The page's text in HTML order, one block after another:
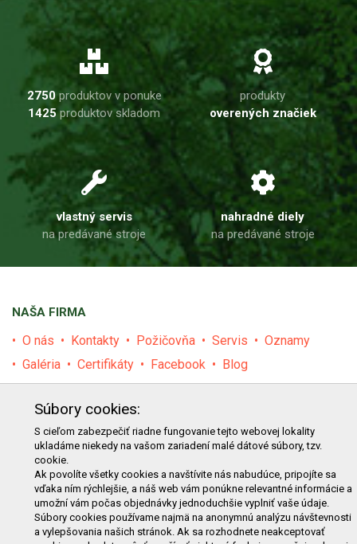
2750produktov v ponuke
1425produktov skladom
produkty
overených značiek
vlastný servis
na predávané stroje
nahradné diely
na predávané stroje
NAŠA FIRMA
O nás Kontakty Požičovňa Servis
Oznamy
Galéria
Certifikáty Facebook Blog
E-shop Akcie Darčekové poukážky
Katalógy
Zľavy
Novinky Predávané značky
Bazár
Výzvy pre obce a firmy
NAKUPOVANIE
Obchodné podmienky Cenník prepravy
Súbory cookies:
S cieľom zabezpečiť riadne fungovanie tejto webovej lokality
ukladáme niekedy na vašom zariadení malé dátové súbory, tzv.
cookie.
Ak povolíte všetky cookies a navštívite nás nabudúce, pripojíte sa
vďaka ním rýchlejšie, a náš web vám ponúkne relevantné informácie a
umožní vám počas objednávky jednoduchšie vyplniť vaše údaje.
Súbory cookies používame najmä na anonymnú analýzu návštevnosti
a vylepšovania našich stránok. Ak sa rozhodnete neakceptovať